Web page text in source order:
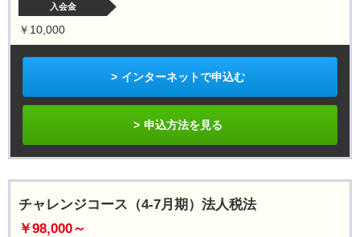
入会金
￥10,000
インターネットで申込む
申込方法を見る
チャレンジコース（4-7月期）法人税法
￥98,000～